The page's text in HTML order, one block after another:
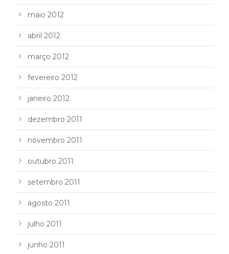
maio 2012
abril 2012
março 2012
fevereiro 2012
janeiro 2012
dezembro 2011
novembro 2011
outubro 2011
setembro 2011
agosto 2011
julho 2011
junho 2011